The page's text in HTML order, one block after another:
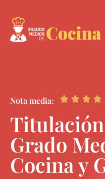
Nota media:    
Grado
Cocina y